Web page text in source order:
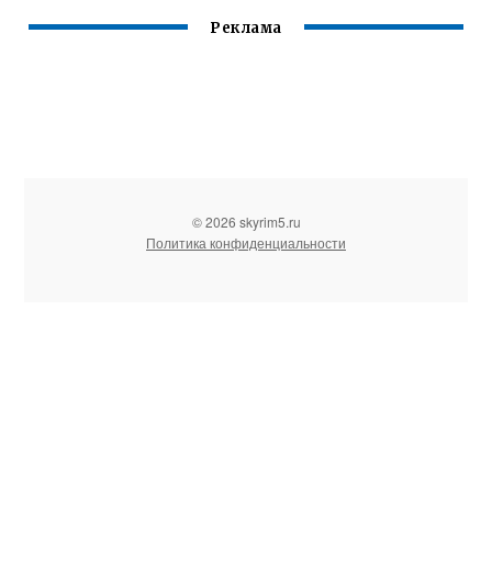
Реклама
© 2026 skyrim5.ru
Политика конфиденциальности